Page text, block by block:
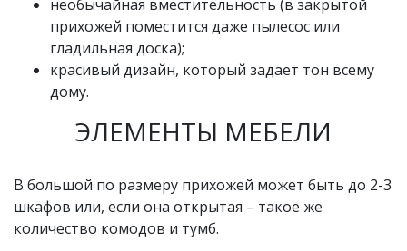
необычайная вместительность (в закрытой
прихожей поместится даже пылесос или
гладильная доска);
красивый дизайн, который задает тон всему
дому.
ЭЛЕМЕНТЫ МЕБЕЛИ
В большой по размеру прихожей может быть до 2-3
шкафов или, если она открытая – такое же
количество комодов и тумб.